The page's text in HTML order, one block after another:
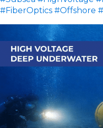
#FiberOptics #Offshore